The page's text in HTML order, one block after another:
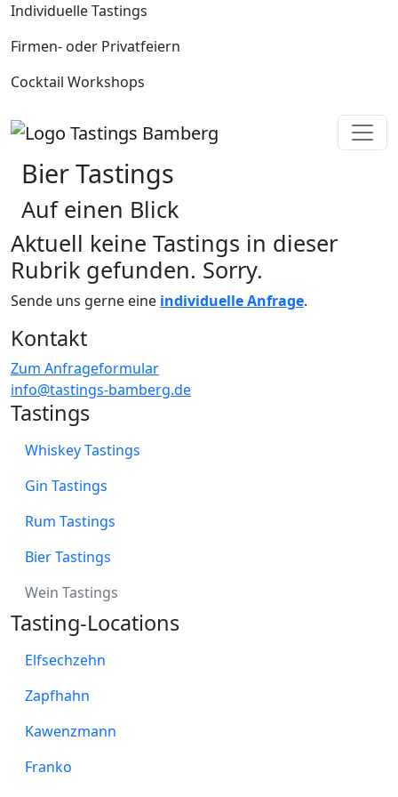
Individuelle Tastings
Firmen- oder Privatfeiern
Cocktail Workshops
Bier Tastings
Auf einen Blick
Aktuell keine Tastings in dieser
Rubrik gefunden. Sorry.
Sende uns gerne eine individuelle Anfrage.
Kontakt
Zum Anfrageformular
info@tastings-bamberg.de
Tastings
Whiskey Tastings
Gin Tastings
Rum Tastings
Bier Tastings
Wein Tastings
Tasting-Locations
Elfsechzehn
Zapfhahn
Kawenzmann
Franko